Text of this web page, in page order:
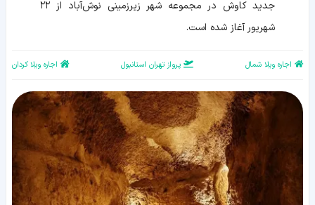
جدید کاوش در مجموعه شهر زیرزمینی نوش‌آباد از ۲۲
شهریور آغاز شده است.
اجاره ویلا شمال پرواز تهران استانبول اجاره ویلا کردان